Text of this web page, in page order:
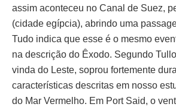
assim aconteceu no Canal de Suez,
(cidade egípcia), abrindo uma
Tudo indica que esse é o mesmo
na descrição do Êxodo. Segundo
vinda do Leste, soprou fortemente
características descritas em nosso
do Mar Vermelho. Em Port Said, o